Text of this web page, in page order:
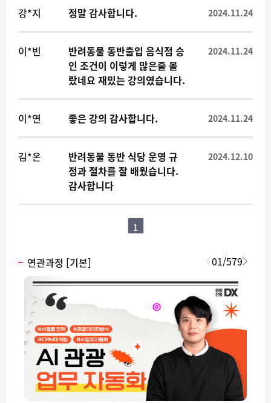
강*지 정말 감사합니다. 2024.11.24
이*빈
반려동물 동반출입 음식점 승
인 조건이 이렇게 많은줄 몰
랐네요 재밌는 강의였습니다.
2024.11.24
이*연 좋은 강의 감사합니다. 2024.11.24
김*온
반려동물 동반 식당 운영 규
정과 절차를 잘 배웠습니다.
감사합니다
2024.12.10
1
연관과정 [기본] 01/579